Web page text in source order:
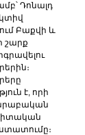
Դոնալդ
Բաքվի և
շարք
է, որի